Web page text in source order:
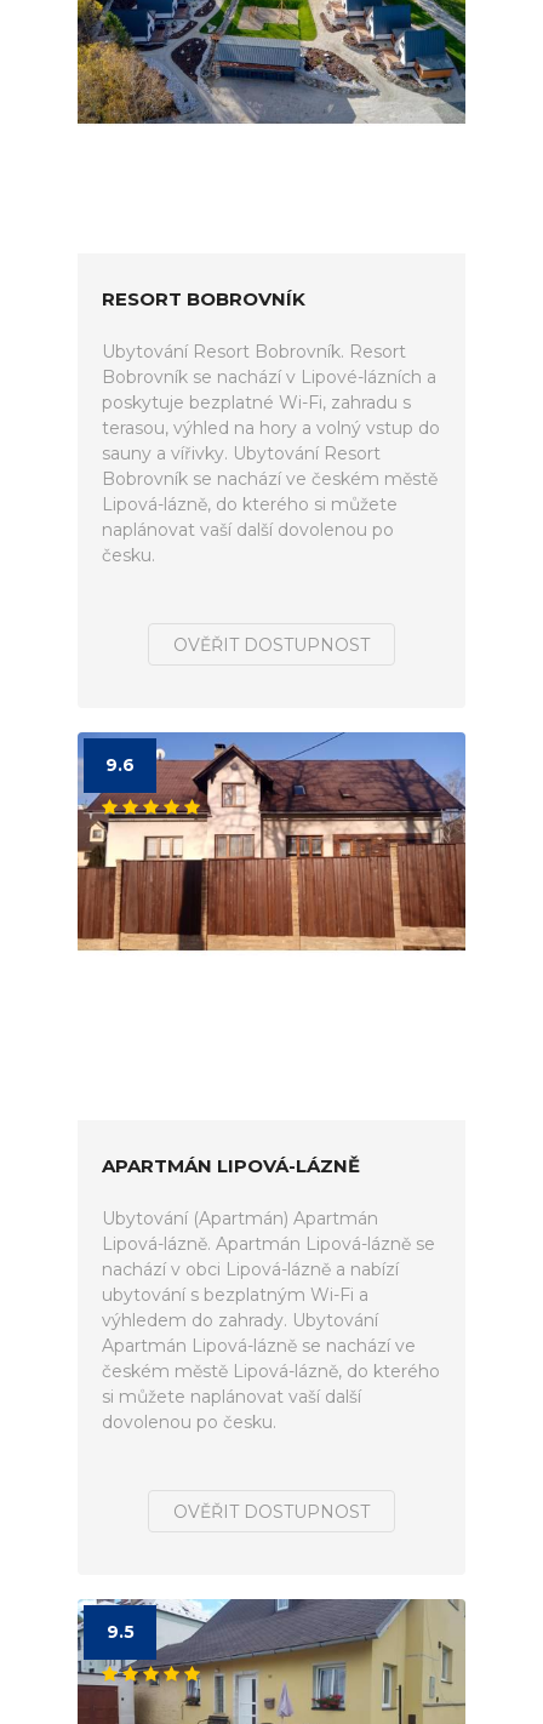
RESORT BOBROVNÍK
Ubytování Resort Bobrovník. Resort
Bobrovník se nachází v Lipové-lázních a
poskytuje bezplatné Wi-Fi, zahradu s
terasou, výhled na hory a volný vstup do
sauny a vířivky. Ubytování Resort
Bobrovník se nachází ve českém městě
Lipová-lázně, do kterého si můžete
naplánovat vaší další dovolenou po
česku.
OVĚŘIT DOSTUPNOST
9.6
APARTMÁN LIPOVÁ-LÁZNĚ
Ubytování (Apartmán) Apartmán
Lipová-lázně. Apartmán Lipová-lázně se
nachází v obci Lipová-lázně a nabízí
ubytování s bezplatným Wi-Fi a
výhledem do zahrady. Ubytování
Apartmán Lipová-lázně se nachází ve
českém městě Lipová-lázně, do kterého
si můžete naplánovat vaší další
dovolenou po česku.
OVĚŘIT DOSTUPNOST
9.5